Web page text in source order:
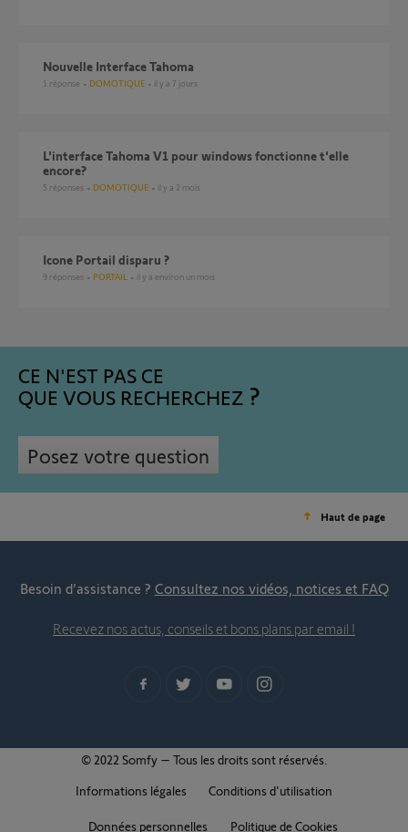
Nouvelle Interface Tahoma
1 réponse DOMOTIQUE il y a 7 jours
L'interface Tahoma V1 pour windows fonctionne t'elle
encore?
5 réponses DOMOTIQUE il y a 2 mois
Icone Portail disparu ?
9 réponses PORTAIL il y a environ un mois
CE N'EST PAS CE
QUE VOUS RECHERCHEZ
Posez votre question
Haut de page
Besoin d’assistance ? Consultez nos vidéos, notices et FAQ
Recevez nos actus, conseils et bons plans par email !
© 2022 Somfy – Tous les droits sont réservés.
Informations légales
Conditions d'utilisation
Données personnelles Politique de Cookies